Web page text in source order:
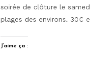
soirée de clôture le
plages des environs. 30€
J’aime ça :